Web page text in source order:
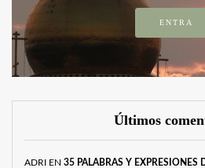
ENTRA
Últimos
ADRI EN 35 PALABRAS Y